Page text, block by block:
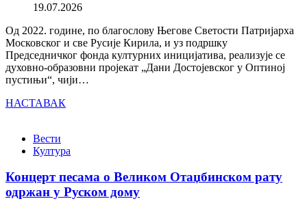
19.07.2026
Од 2022. године, по благослову Његове Светости Патријарха
Московског и све Русије Кирила, и уз подршку
Председничког фонда културних иницијатива, реализује се
духовно-образовни пројекат „Дани Достојевског у Оптиној
пустињи“, чији…
НАСТАВАК
Вести
Култура
Концерт песама о Великом Отаџбинском рату
одржан у Руском дому